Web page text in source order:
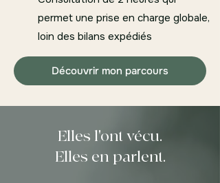
permet une prise en charge globale,
loin des bilans expédiés
Découvrir mon parcours
Elles l'ont vécu.
Elles en parlent.